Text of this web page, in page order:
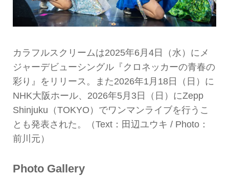
カラフルスクリームは2025年6月4日（水）にメ
ジャーデビューシングル『クロネッカーの青春の
彩り』をリリース。また2026年1月18日（日）に
NHK大阪ホール、2026年5月3日（日）にZepp
Shinjuku（TOKYO）でワンマンライブを行うこ
とも発表された。（Text：田辺ユウキ / Photo：
前川元）
Photo Gallery